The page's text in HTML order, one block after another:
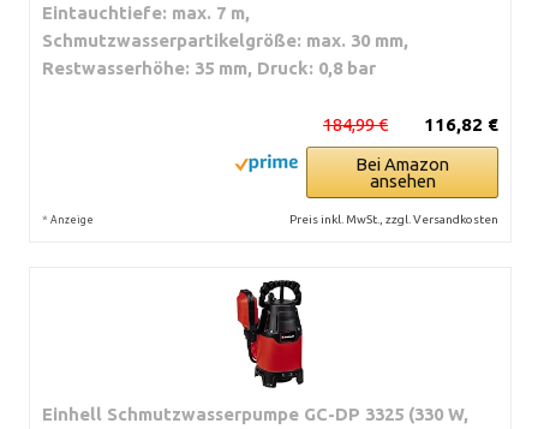
Eintauchtiefe: max. 7 m,
Schmutzwasserpartikelgröße: max. 30 mm,
Restwasserhöhe: 35 mm, Druck: 0,8 bar
116,82 €
184,99 €
Bei Amazon
ansehen
* Anzeige Preis inkl. MwSt., zzgl. Versandkosten
Einhell Schmutzwasserpumpe GC-DP 3325 (330 W,